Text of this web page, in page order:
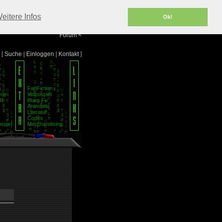
Infos Ok!
Info/Impressum
Forum<
[Suche Einloggen Kontakt]
FanFiction
Videospiel
Kung Fu
Animatrix
Literatur
Codes
Merchandising